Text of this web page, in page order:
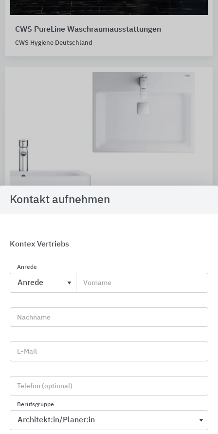
CWS PureLine Waschraumausstattungen
CWS Hygiene Deutschland
GROHE Badkeramik
Kontakt aufnehmen
Kontex Vertriebs
Anrede
Vorname
Nachname
E-Mail
Telefon (optional)
Berufsgruppe